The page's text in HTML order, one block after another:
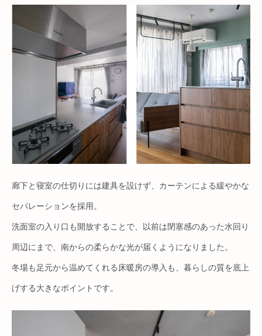
廊下と寝室の仕切りには建具を設けず、カーテンによる緩やかな
セパレーションを採用。
洗面室の入り口も開放することで、以前は閉塞感のあった水回り
周辺にまで、南からの柔らかな光が届くようになりました。
冬場も足元から温めてくれる床暖房の導入も、暮らしの質を底上
げする大きなポイントです。